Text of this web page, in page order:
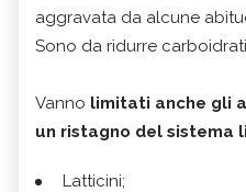
aggravata da alcune
Sono da ridurre
Vanno limitati anche gli
un ristagno del sistema
Latticini;